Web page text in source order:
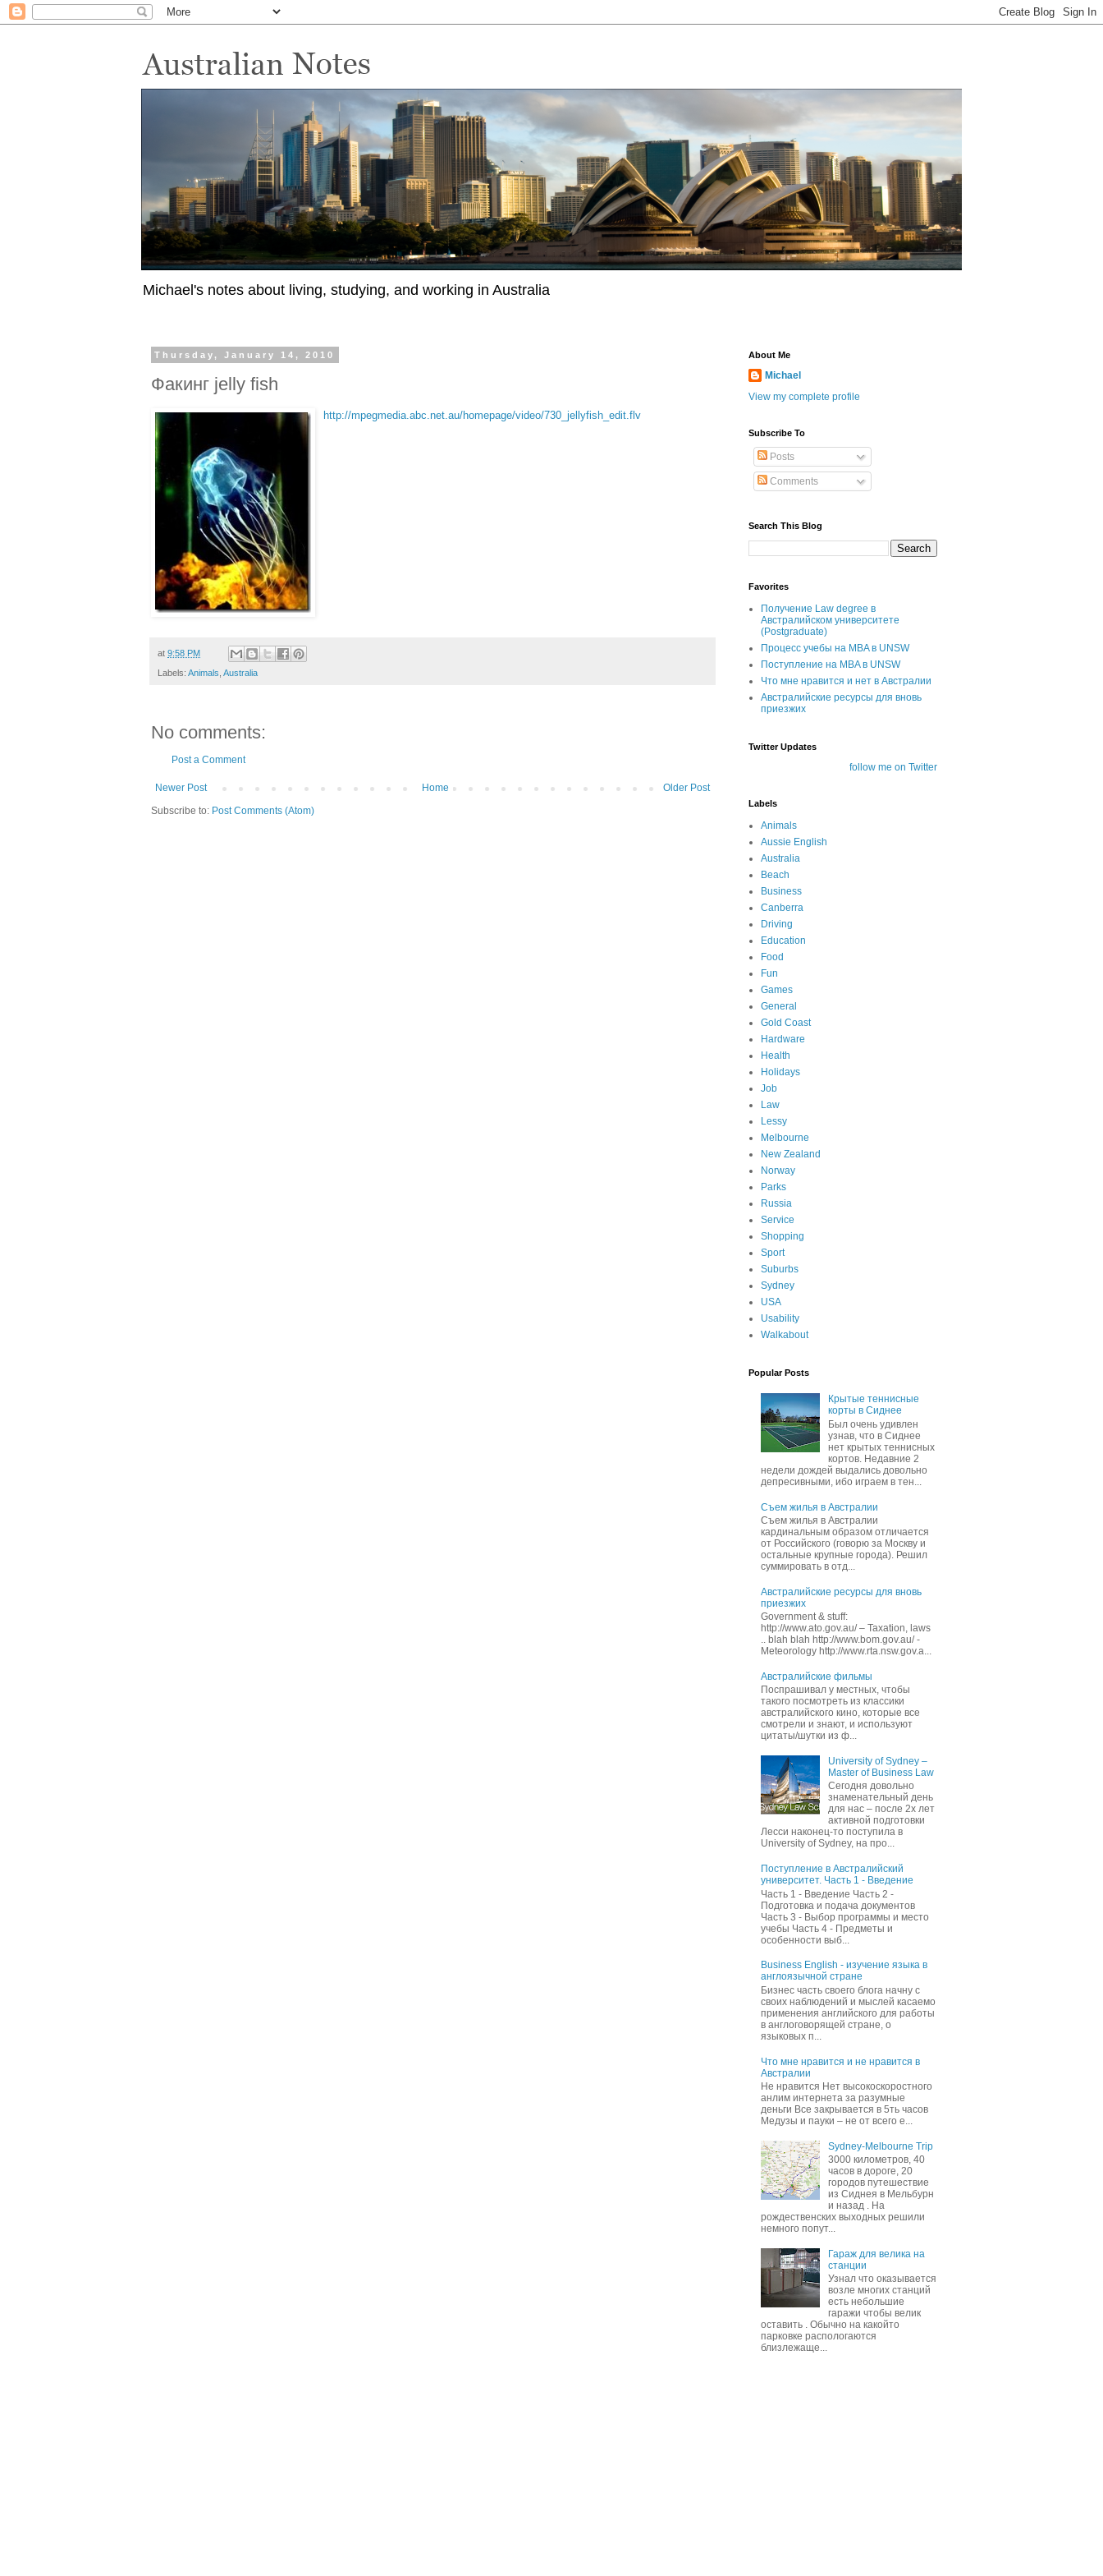
Michael's notes about living, studying, and working in Australia
Thursday, January 14, 2010
Факинг jelly fish
http://mpegmedia.abc.net.au/homepage/video/730_jellyfish_edit.flv
at 9:58 PM
Labels: Animals Australia
No comments:
Post a Comment
Newer Post Older Post
Home
Subscribe to: Post Comments (Atom)
About Me
Michael
View my complete profile
Subscribe To
Posts
Comments
Search This Blog
Favorites
Получение Law degree в
Австралийском университете
(Postgraduate)
Процесс учебы на MBA в UNSW
Поступление на MBA в UNSW
Что мне нравится и нет в Австралии
Австралийские ресурсы для вновь
приезжих
Twitter Updates
follow me on Twitter
Labels
Animals
Aussie English
Australia
Beach
Business
Canberra
Driving
Education
Food
Fun
Games
General
Gold Coast
Hardware
Health
Holidays
Job
Law
Lessy
Melbourne
New Zealand
Norway
Parks
Russia
Service
Shopping
Sport
Suburbs
Sydney
USA
Usability
Walkabout
Popular Posts
Крытые теннисные
корты в Сиднее
Был очень удивлен
узнав, что в Сиднее
нет крытых теннисных
кортов. Недавние 2
недели дождей выдались довольно
депресивными, ибо играем в тен...
Съем жилья в Австралии
Съем жилья в Австралии
кардинальным образом отличается
от Российского (говорю за Москву и
остальные крупные города). Решил
суммировать в отд...
Австралийские ресурсы для вновь
приезжих
Government & stuff:
http://www.ato.gov.au/ – Taxation, laws
.. blah blah http://www.bom.gov.au/ -
Meteorology http://www.rta.nsw.gov.a...
Австралийские фильмы
Поспрашивал у местных, чтобы
такого посмотреть из классики
австралийского кино, которые все
смотрели и знают, и иcпользуют
цитаты/шутки из ф...
University of Sydney –
Master of Business Law
Сегодня довольно
знаменательный день
для нас – после 2х лет
активной подготовки
Лесси наконец-то поступила в
University of Sydney, на про...
Поступление в Австралийский
университет. Часть 1 - Введение
Часть 1 - Введение Часть 2 -
Подготовка и подача документов
Часть 3 - Выбор программы и место
учебы Часть 4 - Предметы и
особенности выб...
Business English - изучение языка в
англоязычной стране
Бизнес часть своего блога начну c
своих наблюдений и мыслей касаемо
применения английского для работы
в англоговорящей стране, о
языковых п...
Что мне нравится и не нравится в
Австралии
Не нравится Нет высокоскоростного
анлим интернета за разумные
деньги Все закрывается в 5ть часов
Медузы и пауки – не от всего е...
Sydney-Melbourne Trip
3000 километров, 40
часов в дороге, 20
городов путешествие
из Сиднея в Мельбурн
и назад . На
рождественских выходных решили
немного попут...
Гараж для велика на
станции
Узнал что оказывается
возле многих станций
есть небольшие
гаражи чтобы велик
оставить . Обычно на какойто
парковке распологаются
близлежаще...